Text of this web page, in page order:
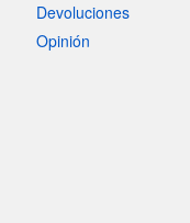
Devoluciones
Opinión